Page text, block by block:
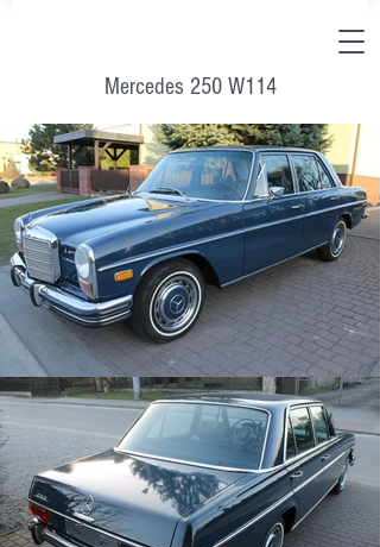
Mercedes 250 W114